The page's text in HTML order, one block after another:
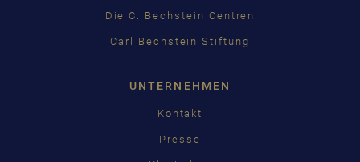
Die C. Bechstein Centren
Carl Bechstein Stiftung
UNTERNEHMEN
Kontakt
Presse